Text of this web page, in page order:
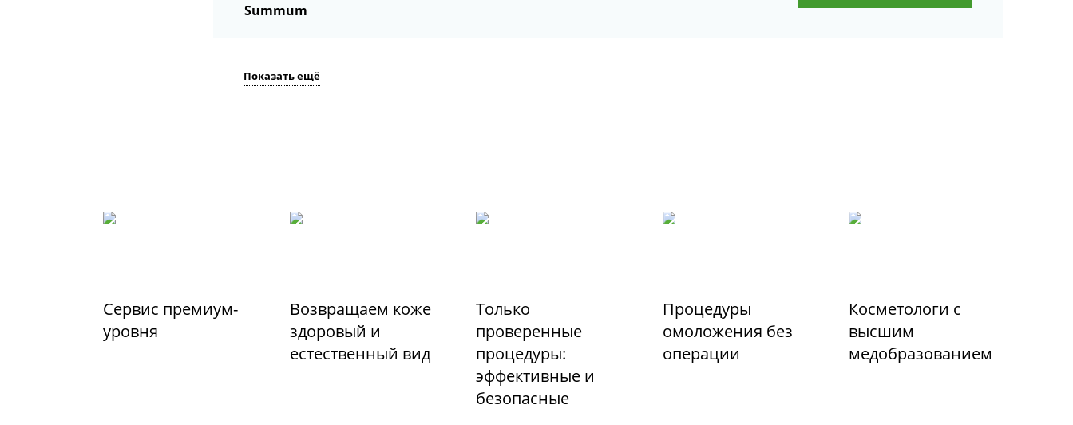
Summum
Показать ещё
Сервис премиум-
уровня
Возвращаем коже
здоровый и
естественный вид
Только
проверенные
процедуры:
эффективные и
безопасные
Процедуры
омоложения без
операции
Косметологи с
высшим
медобразованием